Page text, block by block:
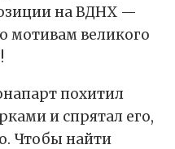
на ВДНХ —
мотивам великого
!
похитил
и спрятал его,
Чтобы найти